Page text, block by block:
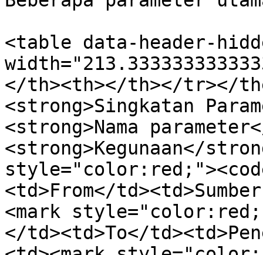
<table data-header-
</th><th></th></tr></
<strong>Singkatan
<strong>Nama
<strong>Kegunaan</
<td>From</
<mark
</td><td>To</